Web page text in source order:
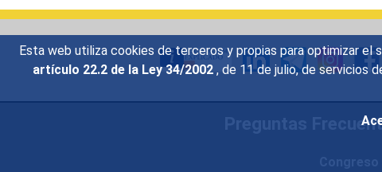
Esta web utiliza cookies de terceros y propias para optimizar el
artículo 22.2 de la Ley 34/2002 , de 11 de julio, de servicios
Preguntas